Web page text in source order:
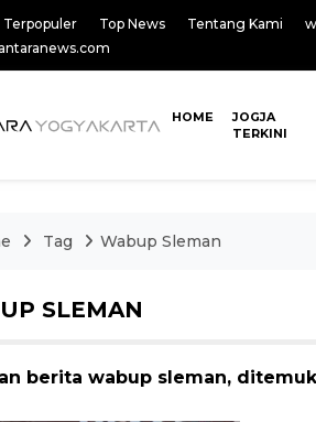
Terpopuler Top News Tentang Kami
HOME
JOGJA
TERKINI
Tag Wabup Sleman
SLEMAN
berita wabup sleman,